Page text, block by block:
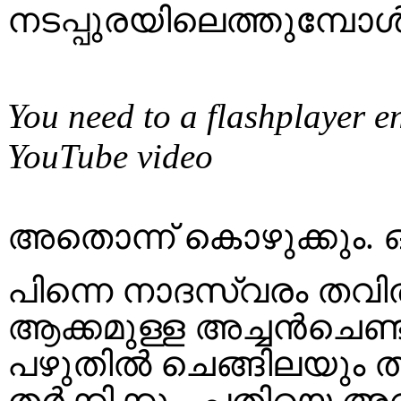
നടപ്പുരയിലെത്തുമ്പോൾ
You need to a flashplayer
YouTube video
അതൊന്ന് കൊഴുക്കും.
പിന്നെ നാദസ്വരം
ആക്കമുള്ള
പഴുതിൽ ചെങ്ങിലയും